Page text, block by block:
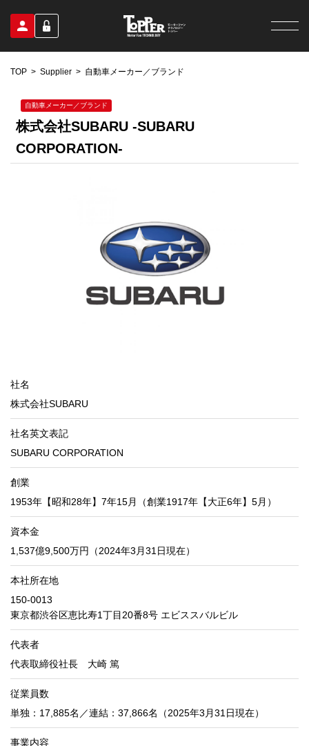
TOP Supplier 自動車メーカー／ブランド
自動車メーカー／ブランド
株式会社SUBARU -SUBARU
CORPORATION-
社名
株式会社SUBARU
社名英文表記
SUBARU CORPORATION
創業
1953年【昭和28年】7年15月（創業1917年【大正6年】5月）
資本金
1,537億9,500万円（2024年3月31日現在）
本社所在地
150-0013
東京都渋谷区恵比寿1丁目20番8号 エビススバルビル
代表者
代表取締役社長 大崎 篤
従業員数
単独：17,885名／連結：37,866名（2025年3月31日現在）
事業内容